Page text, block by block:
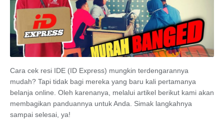
Cara cek resi IDE (ID Express) mungkin terdengarannya
mudah? Tapi tidak bagi mereka yang baru kali pertamanya
belanja online. Oleh karenanya, melalui artikel berikut kami akan
membagikan panduannya untuk Anda. Simak langkahnya
sampai selesai, ya!